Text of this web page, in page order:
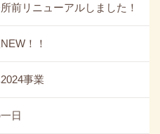
前リニューアルしました！
！！
事業
日